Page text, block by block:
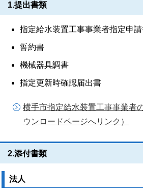
1.提出書類
指定給水装置工事事業者指定申
誓約書
機械器具調書
指定更新時確認届出書
横手市指定給水装置工事事業者
ウンロードページへリンク）
2.添付書類
法人